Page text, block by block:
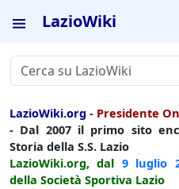
LazioWiki
LazioWiki.org - Presidente
- Dal 2007 il primo sito
Storia della S.S. Lazio
LazioWiki.org, dal 9 luglio
della Società Sportiva Lazio